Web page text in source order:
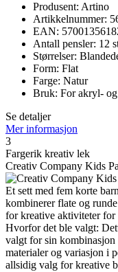
Produsent: Artino
Artikkelnummer:
EAN:
Antall pensler: 12
Størrelser:
Form: Flat
Farge: Natur
Bruk: For akryl-
Se detaljer
Mer informasjon
3
Fargerik kreativ lek
Creativ Company Kids
Et sett med fem korte
kombinerer flate og
for kreative aktiviteter for
Hvorfor det ble valgt:
valgt for sin
materialer og variasjon i
allsidig valg for kreative